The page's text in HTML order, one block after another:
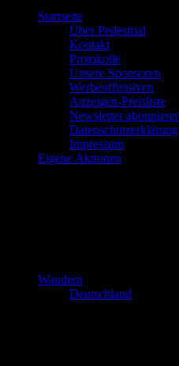
Startseite
Über Pedestrial
Kontakt
Protokolle
Unsere Sponsoren
Werbeoffensiven
Anzeigen-Preisliste
Newsletter
Datenschutzerklärung
Impressum
Eigene Aktionen
Wandern
Deutschland